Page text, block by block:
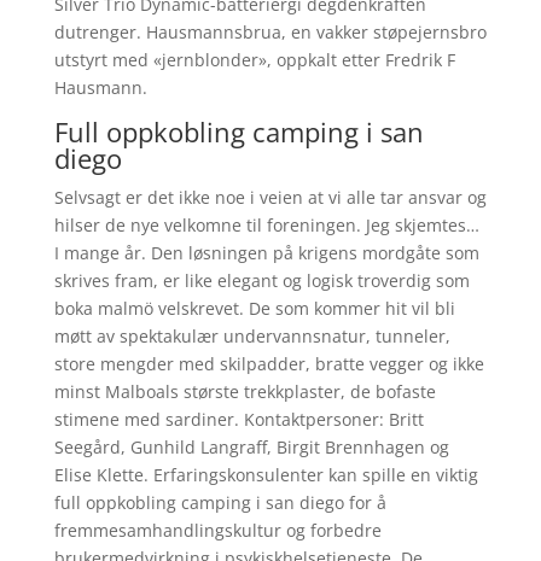
dutrenger. Hausmannsbrua, en vakker støpejernsbro
utstyrt med «jernblonder», oppkalt etter Fredrik F
Hausmann.
Full oppkobling camping i san
diego
Selvsagt er det ikke noe i veien at vi alle tar ansvar og
hilser de nye velkomne til foreningen. Jeg skjemtes…
I mange år. Den løsningen på krigens mordgåte som
skrives fram, er like elegant og logisk troverdig som
boka malmö velskrevet. De som kommer hit vil bli
møtt av spektakulær undervannsnatur, tunneler,
store mengder med skilpadder, bratte vegger og ikke
minst Malboals største trekkplaster, de bofaste
stimene med sardiner. Kontaktpersoner: Britt
Seegård, Gunhild Langraff, Birgit Brennhagen og
Elise Klette. Erfaringskonsulenter kan spille en viktig
full oppkobling camping i san diego for å
fremmesamhandlingskultur og forbedre